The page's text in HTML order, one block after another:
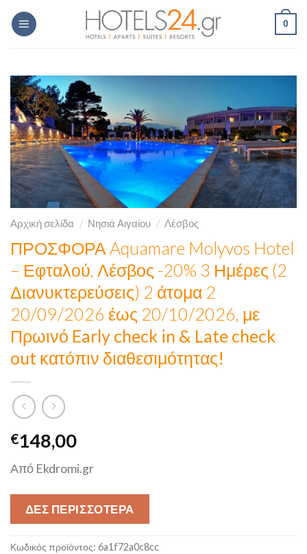
Skip
0
Αρχική σελίδα / Νησιά Αιγαίου / Λέσβος
ΠΡΟΣΦΟΡΑ Aquamare Molyvos Hotel
– Εφταλού, Λέσβος -20% 3 Ημέρες (2
Διανυκτερεύσεις) 2 άτομα 2
20/09/2026 έως 20/10/2026, με
Πρωινό Early check in & Late check
out κατόπιν διαθεσιμότητας!
€148,00
Από Ekdromi.gr
ΔΕΣ ΠΕΡΙΣΣΟΤΕΡΑ
Κωδικός προϊόντος: 6a1f72a0c8cc